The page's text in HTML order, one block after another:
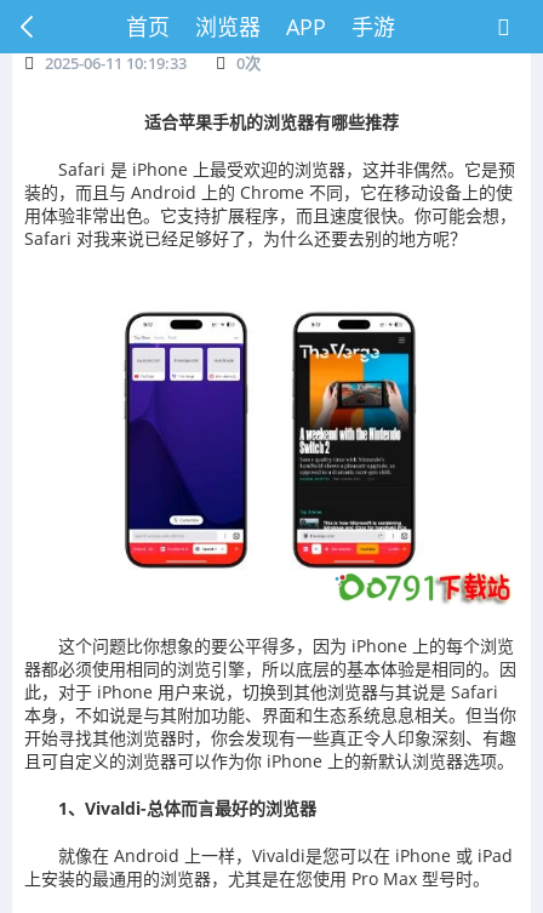
首页 浏览器 APP 手游
2025-06-11 10:19:33 0次
适合苹果手机的浏览器有哪些推荐
Safari 是 iPhone 上最受欢迎的浏览器，这并非偶然。它是预
装的，而且与 Android 上的 Chrome 不同，它在移动设备上的使
用体验非常出色。它支持扩展程序，而且速度很快。你可能会想，
Safari 对我来说已经足够好了，为什么还要去别的地方呢？
这个问题比你想象的要公平得多，因为 iPhone 上的每个浏览
器都必须使用相同的浏览引擎，所以底层的基本体验是相同的。因
此，对于 iPhone 用户来说，切换到其他浏览器与其说是 Safari
本身，不如说是与其附加功能、界面和生态系统息息相关。但当你
开始寻找其他浏览器时，你会发现有一些真正令人印象深刻、有趣
且可自定义的浏览器可以作为你 iPhone 上的新默认浏览器选项。
1、Vivaldi-总体而言最好的浏览器
就像在 Android 上一样，Vivaldi是您可以在 iPhone 或 iPad
上安装的最通用的浏览器，尤其是在您使用 Pro Max 型号时。